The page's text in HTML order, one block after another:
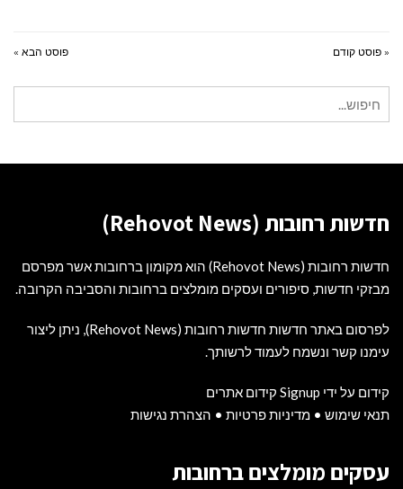
« פוסט קודם פוסט הבא »
עבור:
חדשות רחובות (Rehovot News)
חדשות רחובות (Rehovot News) הוא מקומון ברחובות אשר מפרסם
מבזקי חדשות, סיפורים ועסקים מומלצים ברחובות והסביבה הקרובה.
לפרסום באתר חדשות חדשות רחובות (Rehovot News), ניתן ליצור
עימנו קשר ונשמח לעמוד לרשותך.
קידום על ידי Signup קידום אתרים
תנאי שימוש • מדיניות פרטיות • הצהרת נגישות
עסקים מומלצים ברחובות